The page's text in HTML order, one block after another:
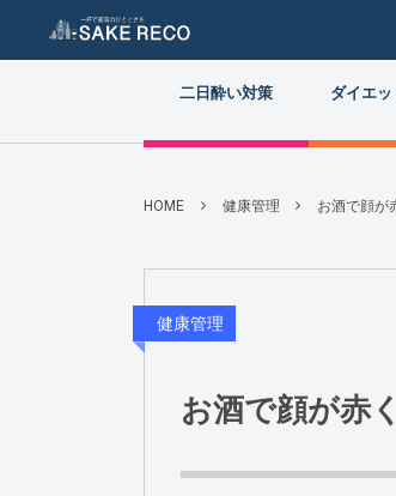
二日酔い対策 ダイエ
HOME 健康管理 お酒で顔が
健康管理
お酒で顔が赤